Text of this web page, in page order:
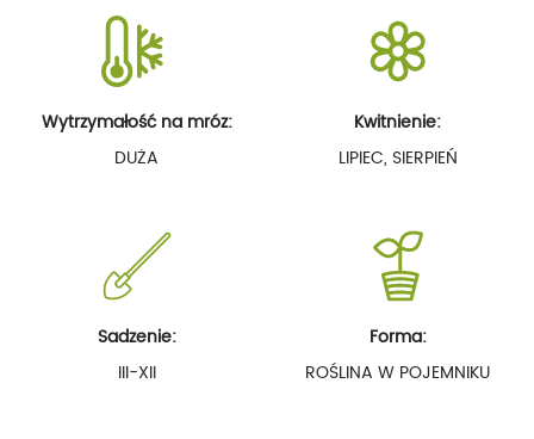
Wytrzymałość na mróz:
DUŻA
Kwitnienie:
LIPIEC, SIERPIEŃ
Sadzenie:
III-XII
Forma:
ROŚLINA W POJEMNIKU